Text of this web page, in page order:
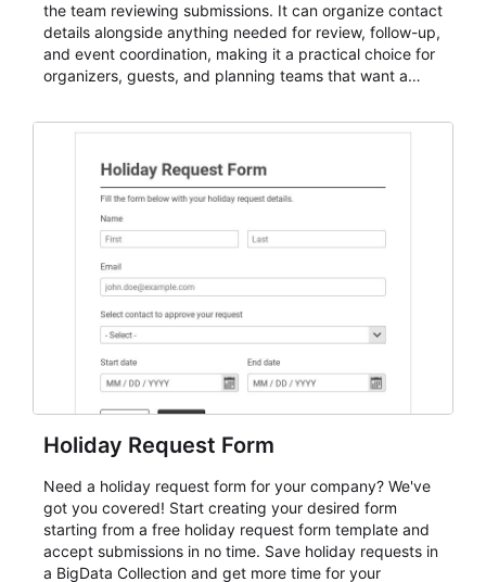
the team reviewing submissions. It can organize contact
details alongside anything needed for review, follow-up,
and event coordination, making it a practical choice for
organizers, guests, and planning teams that want a
and participant management. The form is suitable for
student enrollment, volunteer registration, business
event intake, and membership participation. It helps
keep responses standardized so organizers can
evaluate submissions, manage next steps, and maintain
cleaner registration records over time.
Holiday Request Form
Need a holiday request form for your company? We've
got you covered! Start creating your desired form
starting from a free holiday request form template and
accept submissions in no time. Save holiday requests in
a BigData Collection and get more time for your